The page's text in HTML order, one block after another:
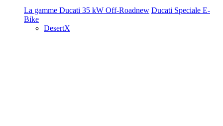
La gamme Ducati 35 kW Off-Roadnew Ducati Speciale E-
Bike
DesertX